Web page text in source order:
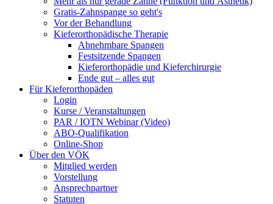
Gratis-Zahnspange so geht's
Vor der Behandlung
Kieferorthopädische Therapie
Abnehmbare Spangen
Festsitzende Spangen
Kieferorthopädie und Kieferchirurgie
Ende gut – alles gut
Für Kieferorthopäden
Login
Kurse / Veranstaltungen
PAR / IOTN Webinar (Video)
ABO-Qualifikation
Online-Shop
Über den VÖK
Mitglied werden
Vorstellung
Ansprechpartner
Statuten